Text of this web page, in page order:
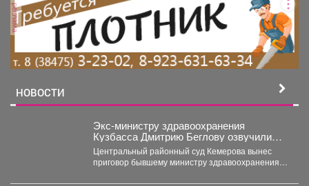
реклама
НОВОСТИ
Экс-министру здравоохранения
Кузбасса Дмитрию Беглову озвучили
приговор
Центральный районный суд Кемерова вынес
приговор бывшему министру здравоохранения
признали виновным...